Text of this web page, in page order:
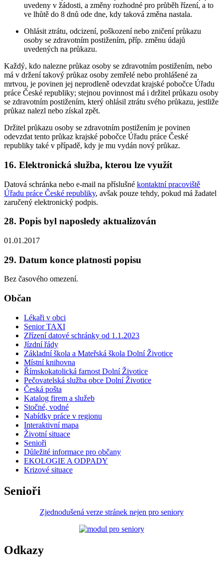
uvedeny v žádosti, a změny rozhodné pro průběh řízení, a to
ve lhůtě do 8 dnů ode dne, kdy taková změna nastala.
Ohlásit ztrátu, odcizení, poškození nebo zničení průkazu
osoby se zdravotním postižením, příp. změnu údajů
uvedených na průkazu.
Každý, kdo nalezne průkaz osoby se zdravotním postižením, nebo
má v držení takový průkaz osoby zemřelé nebo prohlášené za
mrtvou, je povinen jej neprodleně odevzdat krajské pobočce Úřadu
práce České republiky; stejnou povinnost má i držitel průkazu osoby
se zdravotním postižením, který ohlásil ztrátu svého průkazu, jestliže
průkaz nalezl nebo získal zpět.
Držitel průkazu osoby se zdravotním postižením je povinen
odevzdat tento průkaz krajské pobočce Úřadu práce České
republiky také v případě, kdy je mu vydán nový průkaz.
16. Elektronická služba, kterou lze využít
Datová schránka nebo e-mail na příslušné kontaktní pracoviště
Úřadu práce České republiky, avšak pouze tehdy, pokud má žadatel
zaručený elektronický podpis.
28. Popis byl naposledy aktualizován
01.01.2017
29. Datum konce platnosti popisu
Bez časového omezení.
Občan
Lékaři v obci
Senior TAXI
Zřízení datové schránky od 1.1.2023
Jízdní řády
Základní škola a Mateřská škola Dolní Životice
Místní knihovna
Římskokatolická farnost Dolní Životice
Pečovatelská služba obce Dolní Životice
Česká pošta
Katalog firem a služeb
Stočné, vodné
Nabídky práce v regionu
Interaktivní mapa
Životní situace
Senioři
Důležité informace pro občany
EKOLOGIE A ODPADY
Krizové situace
Senioři
Zjednodušená verze stránek nejen pro seniory
Odkazy